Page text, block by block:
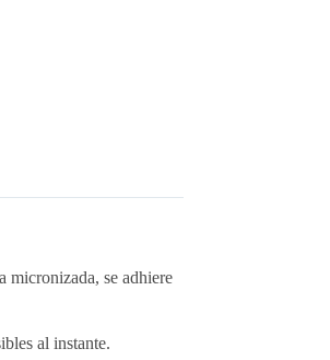
micronizada, se adhiere
al instante.